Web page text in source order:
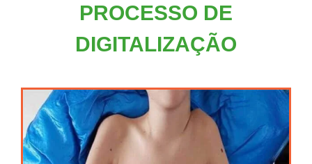
PROCESSO DE
DIGITALIZAÇÃO